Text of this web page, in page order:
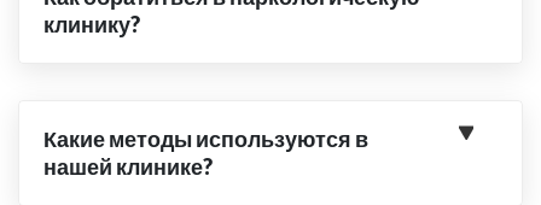
клинику?
Какие методы используются в
нашей клинике?